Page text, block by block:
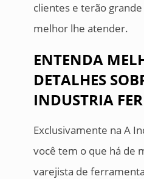
clientes e terão
melhor lhe atender.
ENTENDA
DETALHES
INDUSTRIA
Exclusivamente na A
você tem o que há de
varejista de